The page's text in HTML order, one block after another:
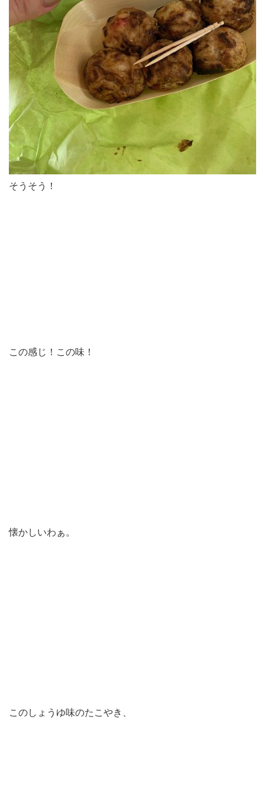
そうそう！
この感じ！この味！
懐かしいわぁ。
このしょうゆ味のたこやき、